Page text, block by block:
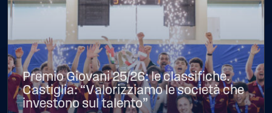
Premio Giovani 25/26: le classifiche.
Castiglia: “Valorizziamo le società che
investono sul talento”